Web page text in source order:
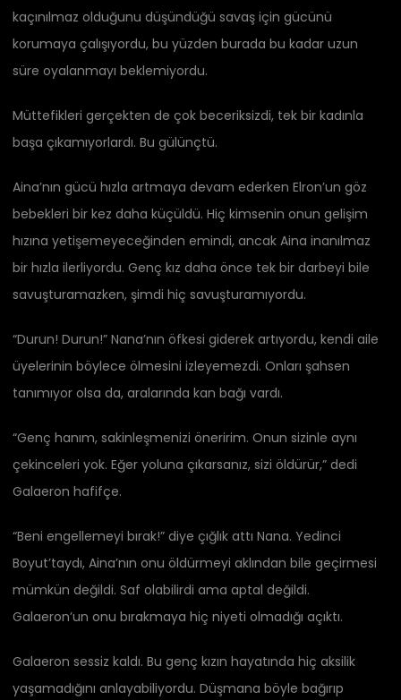
kaçınılmaz olduğunu düşündüğü savaş için gücünü
korumaya çalışıyordu, bu yüzden burada bu kadar uzun
süre oyalanmayı beklemiyordu.
Müttefikleri gerçekten de çok beceriksizdi, tek bir kadınla
başa çıkamıyorlardı. Bu gülünçtü.
Aina’nın gücü hızla artmaya devam ederken Elron’un göz
bebekleri bir kez daha küçüldü. Hiç kimsenin onun gelişim
hızına yetişemeyeceğinden emindi, ancak Aina inanılmaz
bir hızla ilerliyordu. Genç kız daha önce tek bir darbeyi bile
savuşturamazken, şimdi hiç savuşturamıyordu.
“Durun! Durun!” Nana’nın öfkesi giderek artıyordu, kendi aile
üyelerinin böylece ölmesini izleyemezdi. Onları şahsen
tanımıyor olsa da, aralarında kan bağı vardı.
“Genç hanım, sakinleşmenizi öneririm. Onun sizinle aynı
çekinceleri yok. Eğer yoluna çıkarsanız, sizi öldürür,” dedi
Galaeron hafifçe.
“Beni engellemeyi bırak!” diye çığlık attı Nana. Yedinci
Boyut’taydı, Aina’nın onu öldürmeyi aklından bile geçirmesi
mümkün değildi. Saf olabilirdi ama aptal değildi.
Galaeron’un onu bırakmaya hiç niyeti olmadığı açıktı.
Galaeron sessiz kaldı. Bu genç kızın hayatında hiç aksilik
yaşamadığını anlayabiliyordu. Düşmana böyle bağırıp